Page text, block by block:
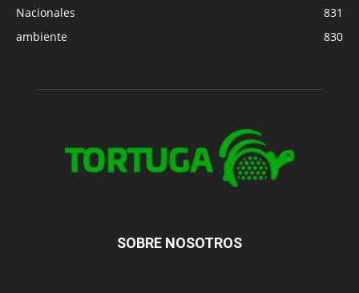
Nacionales
831
ambiente
830
SOBRE NOSOTROS